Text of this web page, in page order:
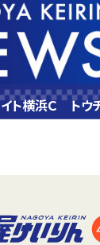
イト横浜Ｃ トウ